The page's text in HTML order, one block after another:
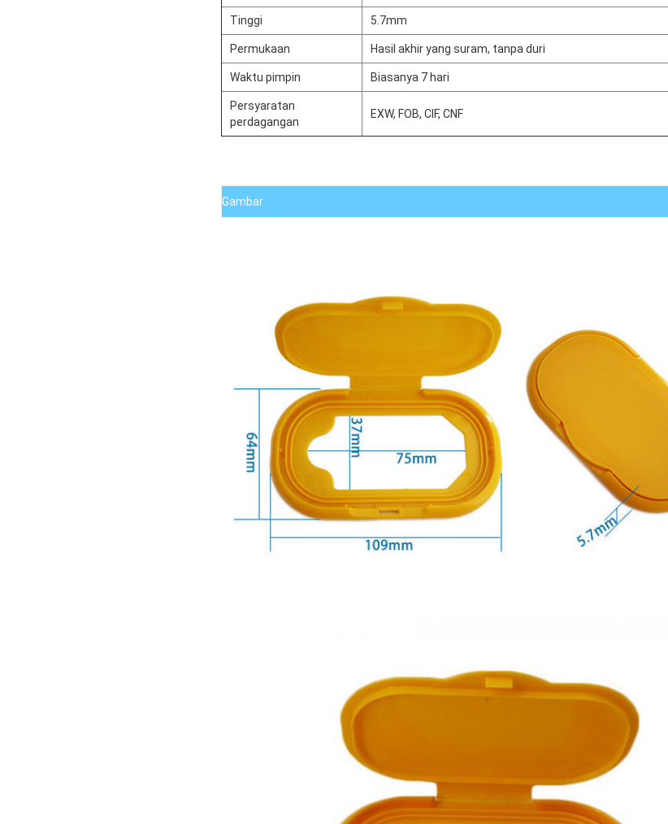
Tinggi 5.7mm
Permukaan Hasil akhir yang suram, tanpa duri
Waktu pimpin Biasanya 7 hari
Persyaratan
perdagangan
EXW, FOB, CIF, CNF
Gambar